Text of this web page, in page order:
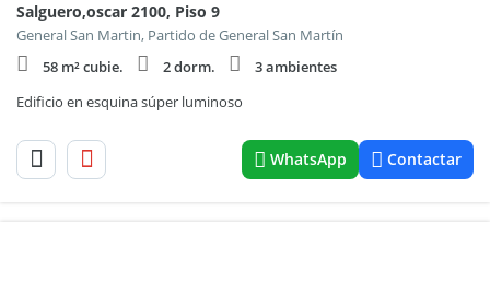
Salguero,oscar 2100, Piso 9
General San Martin, Partido de General San Martín
58 m² cubie.
2 dorm.
3 ambientes
Edificio en esquina súper luminoso
WhatsApp Contactar